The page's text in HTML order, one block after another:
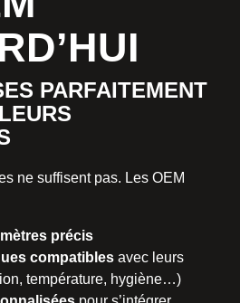
PARFAITEMENT
ne suffisent pas. Les OEM
précis
compatibles avec leurs
température, hygiène…)